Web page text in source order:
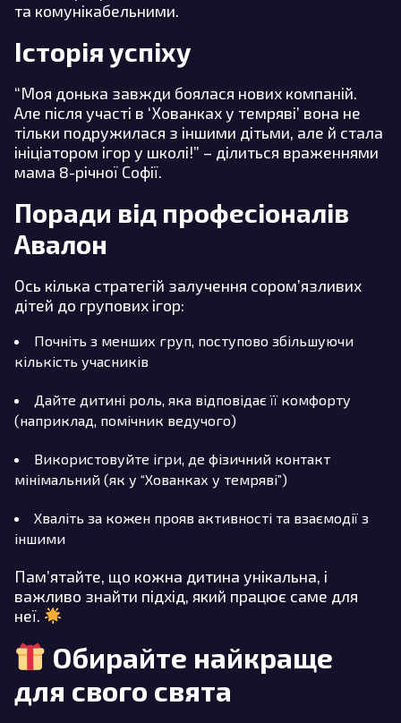
та комунікабельними.
Історія успіху
“Моя донька завжди боялася нових компаній.
Але після участі в ‘Хованках у темряві’ вона не
тільки подружилася з іншими дітьми, але й стала
ініціатором ігор у школі!” – ділиться враженнями
мама 8-річної Софії.
Поради від професіоналів
Авалон
Ось кілька стратегій залучення сором’язливих
дітей до групових ігор:
Почніть з менших груп, поступово збільшуючи
кількість учасників
Дайте дитині роль, яка відповідає її комфорту
(наприклад, помічник ведучого)
Використовуйте ігри, де фізичний контакт
мінімальний (як у “Хованках у темряві”)
Хваліть за кожен прояв активності та взаємодії з
іншими
Пам’ятайте, що кожна дитина унікальна, і
важливо знайти підхід, який працює саме для
неї.
Обирайте найкраще
для свого свята